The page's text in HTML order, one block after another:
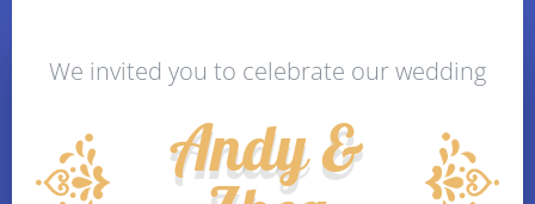
We invited you to celebrate our wedding
Andy &